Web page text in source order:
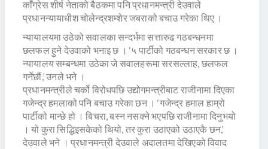
काँग्रेस शीर्ष नेताको बैठकमा पनि प्रधानमन्त्री देउवाले
प्रधानन्यायाधीश चोलेन्द्रशम्शेर जबराको बचाउ गरेका थिए ।
न्यायालयमा उठेको सवालका सन्दर्भमा सत्तारुढ गठबन्धनमा
छलफल हुने देउवाको भनाइ छ । ‘५ पार्टीको गठबन्धन सरकार छ ।
न्यायालय सम्बन्धमा उठेका जे सवालहरूमा सरसल्लाह, छलफल
गर्नेछौं,’ उनले भने ।
प्रधानमन्त्रीले चर्को विरोधपछि उद्योगमन्त्रीबाट राजीनामा दिएका
गजेन्द्र हमलाको पनि बचाउ गरेका छन । ‘गजेन्द्र हमाल हाम्रो
पार्टीको मान्छे हो । बिचरा, बस्न नसक्ने भएपछि राजीनामा दिनुभयो
। यो कुरा सिद्धिइसकेको थियो, तर कुरा उठाएको उठाएकै छन,’
देउवाले भने । प्रधानमन्त्री देउवाले अदालतमा देखिएको विवाद